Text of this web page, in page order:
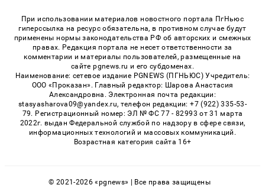
При использовании материалов новостного портала ПгНьюс
гиперссылка на ресурс обязательна, в противном случае будут
применены нормы законодательства РФ об авторских и смежных
правах. Редакция портала не несет ответственности за
комментарии и материалы пользователей, размещенные на
сайте pgnews.ru и его субдоменах.
Наименование: сетевое издание PGNEWS (ПГНЬЮС) Учредитель:
ООО «Проказан». Главный редактор: Шарова Анастасия
Александровна. Электронная почта редакции:
stasyasharova09@yandex.ru, телефон редакции: +7 (922) 335-53-
79. Регистрационный номер: ЭЛ № ФС 77 - 82993 от 31 марта
2022г. выдан Федеральной службой по надзору в сфере связи,
информационных технологий и массовых коммуникаций.
Возрастная категория сайта 16+
© 2021-2026 «pgnews» | Все права защищены